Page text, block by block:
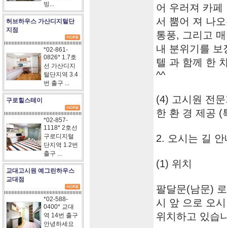
빙...
허브하우스 가산디지털단
지점
*02-861-
0826* 1.7호
선 가산디지
털단지역 3.4
번 출구 ...
구로힐스테이
*02-857-
1118* 2호선
구로디지털
단지역 1.2번
출구 ...
교대고시원 예그린하우스
교대점
*02-588-
0400* 교대
역 14번 출구
안녕하세요
어 우러져 카페
서 뿜어 져 나
통풍, 그리고
내 분위기를 보
텔 과 함께 한
^^
(4) 고시원 전
한 환 경 제공 (
2. 오시는 길 안
(1) 위치
팔달문(남문)
시 앞 으로 오
위치하고 있습